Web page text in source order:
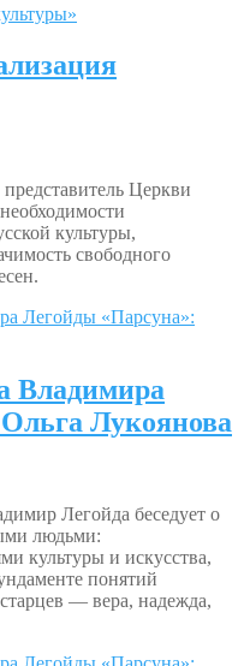
Церкви
культуры,
свободного
Владимира
Лукоянова
Легойда беседует о
людьми:
культуры и искусства,
понятий
— вера, надежда,